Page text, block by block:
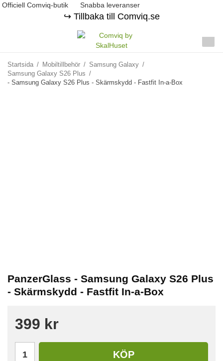
Officiell Comviq-butik Snabba leveranser
↪️ Tillbaka till Comviq.se
Startsida / Mobiltillbehör / Samsung Galaxy /
Samsung Galaxy S26 Plus /
- Samsung Galaxy S26 Plus - Skärmskydd - Fastfit In-a-Box
PanzerGlass - Samsung Galaxy S26 Plus
- Skärmskydd - Fastfit In-a-Box
399 kr
KÖP